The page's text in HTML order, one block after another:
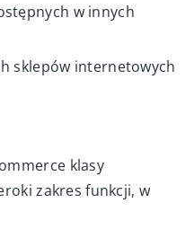
w innych
sklepów internetowych
klasy
zakres funkcji, w